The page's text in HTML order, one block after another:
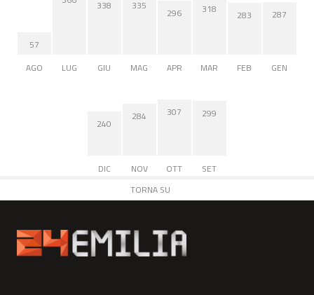
57
AGO
LUG
338
GIU
335
MAG
296
APR
318
MAR
283
FEB
287
GEN
240
DIC
284
NOV
307
OTT
299
SET
TORNA SU